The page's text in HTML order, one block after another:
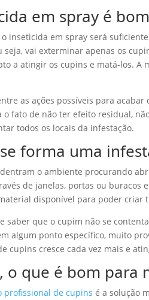
em spray é
o inseticida em spray será
seja, vai exterminar apenas os
a atingir os cupins e matá-los. A
as ações possíveis para
o fato de não ter efeito residual,
todos os locais da infestação.
forma uma
o ambiente procurando
de janelas, portas ou buracos
disponível para poder criar
saber que o cupim não se
algum ponto específico, muito
cupins cresce cada vez mais e
o que é bom para
profissional de cupinsé a solução